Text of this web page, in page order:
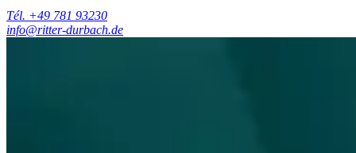
Tél. +49 781 93230
info@ritter-durbach.de